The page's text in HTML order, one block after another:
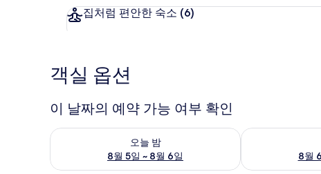
집처럼 편안한 숙소 (6)
객실 옵션
이 날짜의 예약 가능 여부 확인
오늘 밤
8월 5일 ~ 8월 6일
오늘 밤 예약 가능 여부 확인, 8월 5일 ~ 8월 6일
8월
내일 예약 가능